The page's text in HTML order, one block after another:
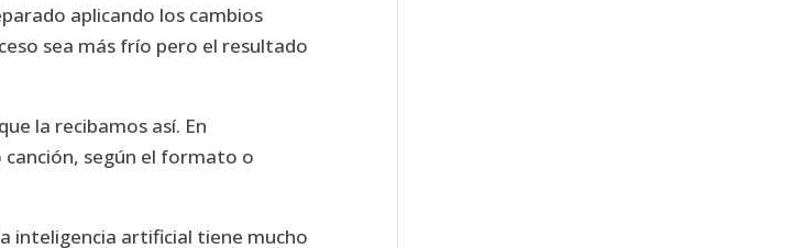
aplicando los cambios
sea más frío pero el resultado
la recibamos así. En
según el formato o
inteligencia artificial tiene mucho